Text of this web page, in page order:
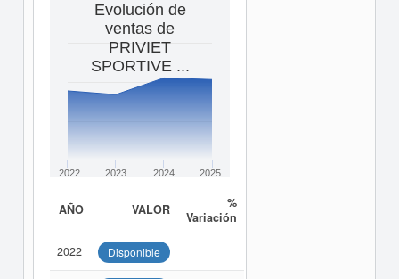
Evolución de
ventas de
PRIVIET
SPORTIVE ...
2022 2023 2024 2025
AÑO VALOR
%
Variación
2022 Disponible